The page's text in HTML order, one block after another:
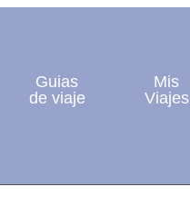
Guias
de viaje
Mis
Viajes